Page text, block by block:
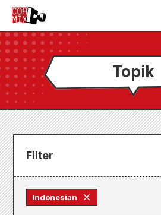
Topik
Filter
Indonesian